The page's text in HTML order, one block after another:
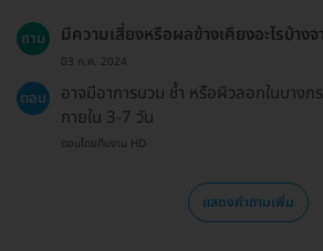
ถาม มีความเสี่ยงหรือผลข้างเคียงอะไรบ้าง
03 ก.ค. 2024
ตอบ
อาจมีอาการบวม ช้ำ หรือผิวลอกในบางก
ภายใน 3-7 วัน
ตอบโดยทีมงาน HD
แสดงคำถามเพิ่ม